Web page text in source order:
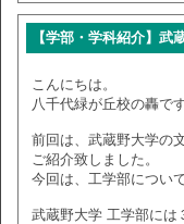
【学部・学科紹介】武
こんにちは。
八千代緑が丘校の轟です
前回は、武蔵野大学の
ご紹介致しました。
今回は、工学部につい
武蔵野大学 工学部には